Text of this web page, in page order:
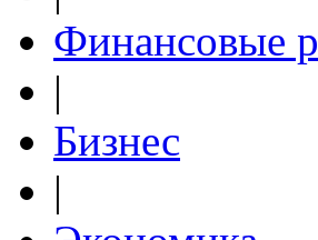
Финансовые
|
Бизнес
|